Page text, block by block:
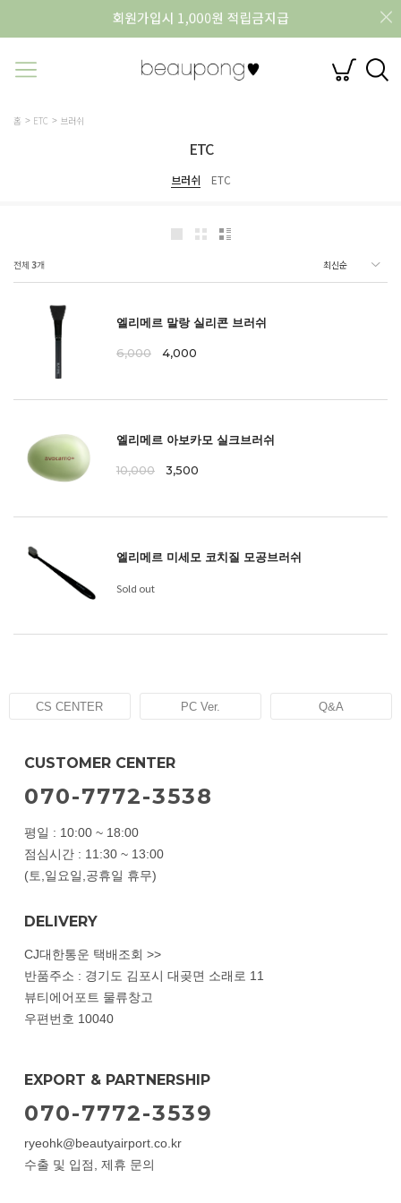
홈 ETC 브러쉬
ETC
브러쉬 ETC
전체 3개
엘리메르 말랑 실리콘 브러쉬
6,000 4,000
엘리메르 아보카모 실크브러쉬
10,000 3,500
엘리메르 미세모 코치질 모공브러쉬
Sold out
CS CENTER PC Ver. Q&A
CUSTOMER CENTER
070-7772-3538
평일 : 10:00 ~ 18:00
점심시간 : 11:30 ~ 13:00
(토,일요일,공휴일 휴무)
DELIVERY
CJ대한통운 택배조회 >>
반품주소 : 경기도 김포시 대곶면 소래로 11
뷰티에어포트 물류창고
우편번호 10040
EXPORT & PARTNERSHIP
070-7772-3539
ryeohk@beautyairport.co.kr
수출 및 입점, 제휴 문의